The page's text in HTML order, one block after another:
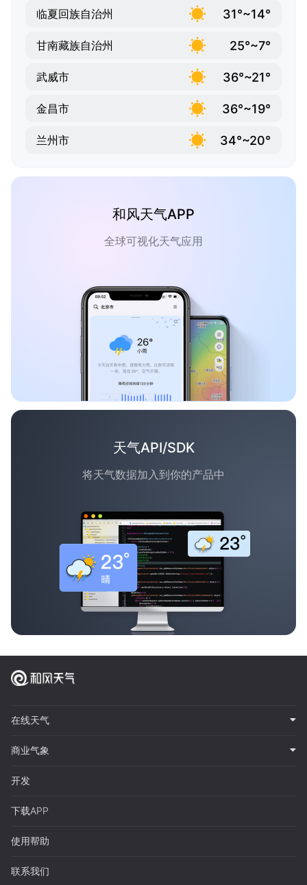
临夏回族自治州 31°~14°
甘南藏族自治州 25°~7°
武威市 36°~21°
金昌市 36°~19°
兰州市 34°~20°
和风天气APP
全球可视化天气应用
天气API/SDK
将天气数据加入到你的产品中
在线天气
商业气象
开发
下载APP
使用帮助
联系我们